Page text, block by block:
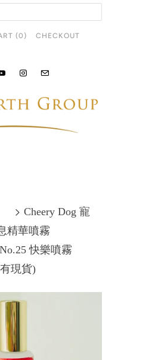
(0 ) CHECKOUT
Cheery Dog 寵
精華噴霧
快樂噴霧
有現貨)